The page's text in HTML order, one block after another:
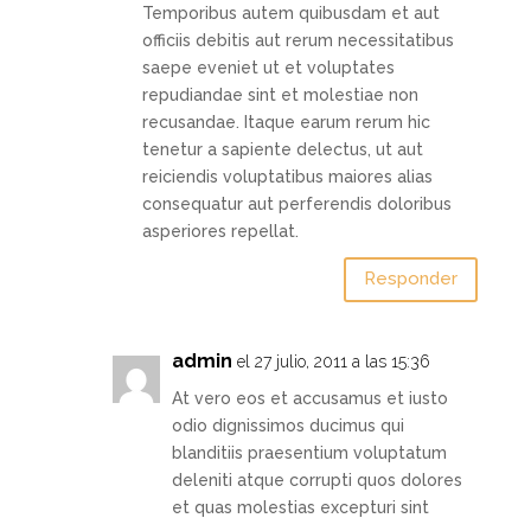
Temporibus autem quibusdam et aut
officiis debitis aut rerum necessitatibus
saepe eveniet ut et voluptates
repudiandae sint et molestiae non
recusandae. Itaque earum rerum hic
tenetur a sapiente delectus, ut aut
reiciendis voluptatibus maiores alias
consequatur aut perferendis doloribus
asperiores repellat.
Responder
admin el 27 julio, 2011 a las 15:36
At vero eos et accusamus et iusto
odio dignissimos ducimus qui
blanditiis praesentium voluptatum
deleniti atque corrupti quos dolores
et quas molestias excepturi sint